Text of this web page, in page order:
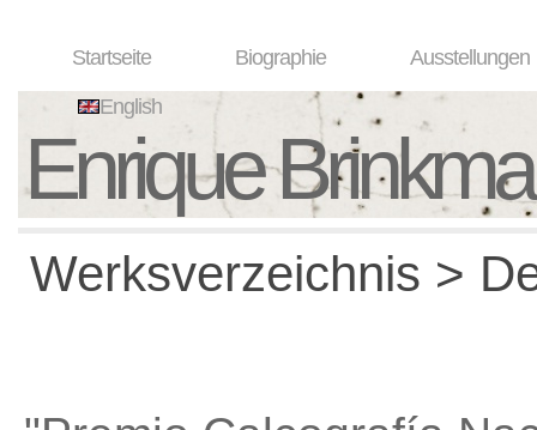
Startseite Biographie Ausstellungen
English
Enrique
Werksverzeichnis >